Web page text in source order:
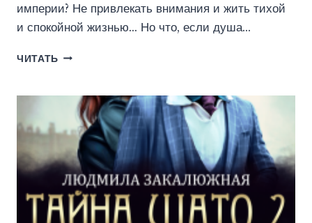
империи? Не привлекать внимания и жить тихой
и спокойной жизнью… Но что, если душа…
ЧИТАТЬ ОГНЕННЫЙ
(АЛЛА
КАСПЕРОВИЧ)